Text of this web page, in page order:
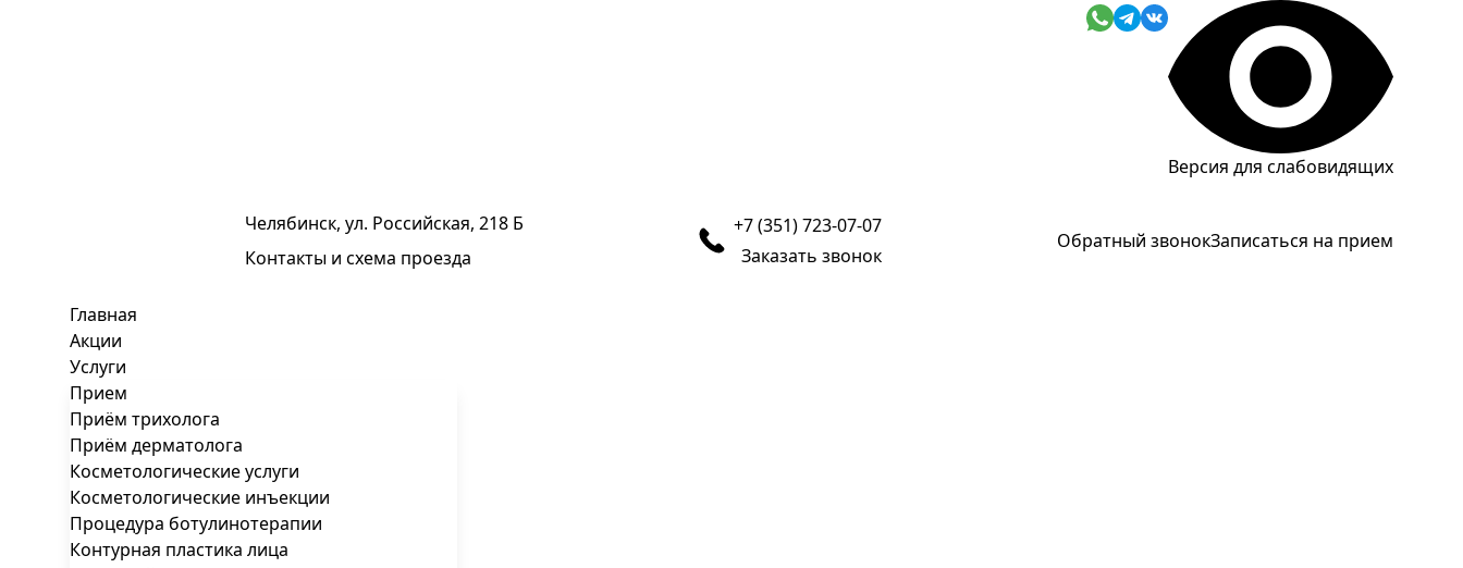
Версия для слабовидящих
Челябинск, ул. Российская, 218 Б
Контакты и схема проезда
+7 (351) 723-07-07
Заказать звонок
Обратный звонокЗаписаться на прием
Главная
Акции
Услуги
Прием
Приём трихолога
Приём дерматолога
Косметологические услуги
Косметологические инъекции
Процедура ботулинотерапии
Контурная пластика лица